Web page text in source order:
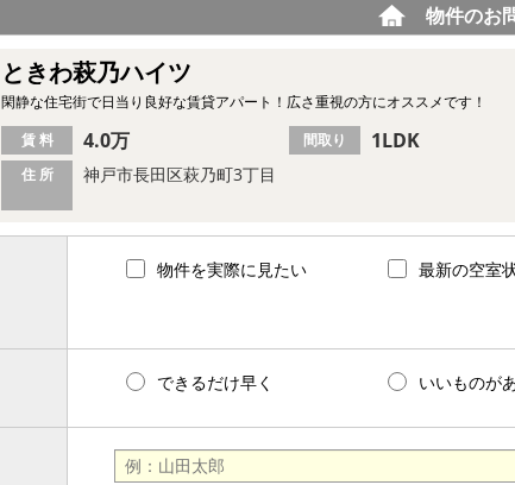
物件のお
ときわ萩乃ハイツ
閑静な住宅街で日当り良好な賃貸アパート！広さ重視の方にオススメです！
住 所 神戸市長田区萩乃町3丁目
賃 料 4.0万 間取り 1LDK
物件を実際に見たい 最新の空室
できるだけ早く いいものが